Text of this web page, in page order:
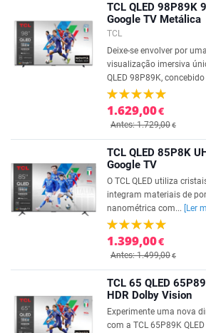
TCL QLED 98P89K
Google TV Metálica
TCL
Deixe-se envolver por
visualização imersiva
QLED 98P89K,
1.629,00€
Antes: 1.729,00€
TCL QLED 85P8K
Google TV
O TCL QLED utiliza
integram materiais de
nanométrica com...
[Ler
1.399,00€
Antes: 1.499,00€
TCL 65 QLED
HDR Dolby Vision
Experimente uma nova
com a TCL 65P89K